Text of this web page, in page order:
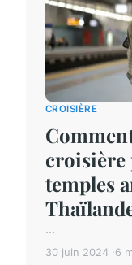
CROISIÈRE
croisière
temples
...
30 juin 2024 6